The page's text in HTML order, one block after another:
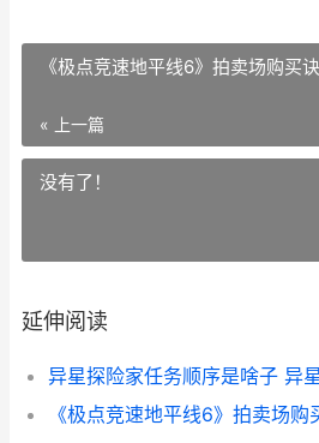
《极点竞速地平线6》拍卖场购买
« 上一篇
没有了！
延伸阅读